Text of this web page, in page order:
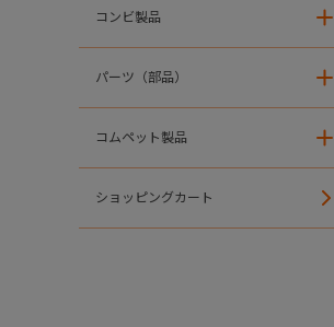
コンビ製品
パーツ（部品）
コムペット製品
ショッピングカート